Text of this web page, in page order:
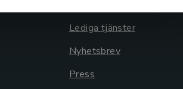
Lediga tjänster
Nyhetsbrev
Press